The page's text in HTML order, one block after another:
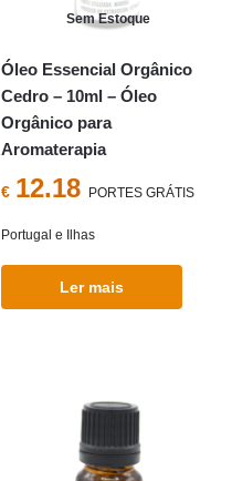
Sem Estoque
Óleo Essencial Orgânico
Cedro – 10ml – Óleo
Orgânico para
Aromaterapia
€ 12.18 PORTES GRÁTIS
Portugal e Ilhas
Ler mais